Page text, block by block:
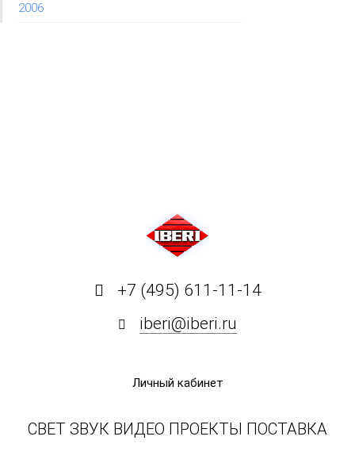
2006
+7 (495) 611-11-14
iberi@iberi.ru
Личный кабинет
СВЕТ ЗВУК ВИДЕО ПРОЕКТЫ ПОСТАВКА